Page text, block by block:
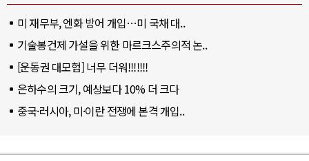
미 재무부, 엔화 방어 개입…미 국채 대..
기술봉건제 가설을 위한 마르크스주의적 논..
[운동권 대모험] 너무 더워!!!!!!!
은하수의 크기, 예상보다 10% 더 크다
중국·러시아, 미·이란 전쟁에 본격 개입..